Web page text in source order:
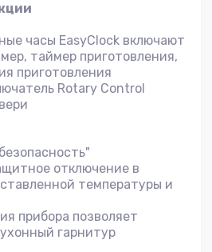
часы EasyClock включают
таймер приготовления,
приготовления
Rotary Control
отключение в
температуры и
прибора позволяет
гарнитур